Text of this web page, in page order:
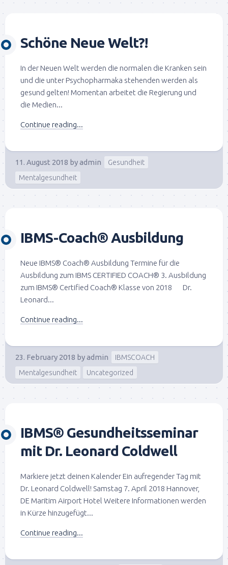
Schöne Neue Welt?!
In der Neuen Welt werden die normalen die Kranken sein
und die unter Psychopharmaka stehenden werden als
gesund gelten! Momentan arbeitet die Regierung und
die Medien...
Continue reading...
11. August 2018 byadmin
Gesundheit
Mentalgesundheit
IBMS-Coach® Ausbildung
Neue IBMS® Coach® Ausbildung Termine für die
Ausbildung zum IBMS CERTIFIED COACH® 3. Ausbildung
zum IBMS® Certified Coach® Klasse von 2018 Dr.
Leonard...
Continue reading...
23. February 2018 byadmin
IBMSCOACH
Mentalgesundheit
Uncategorized
IBMS® Gesundheitsseminar
mit Dr. Leonard Coldwell
Markiere jetzt deinen Kalender Ein aufregender Tag mit
Dr. Leonard Coldwell! Samstag 7. April 2018 Hannover,
DE Maritim Airport Hotel Weitere Informationen werden
in Kürze hinzugefügt...
Continue reading...